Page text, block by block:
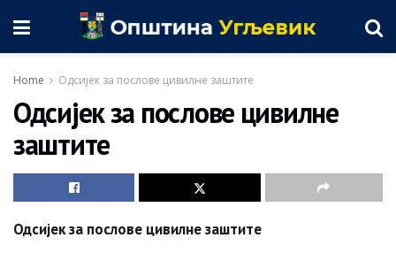
Home Одсијек за послове цивилне заштите
Одсијек за послове цивилне
заштите
Одсијек за послове цивилне заштите